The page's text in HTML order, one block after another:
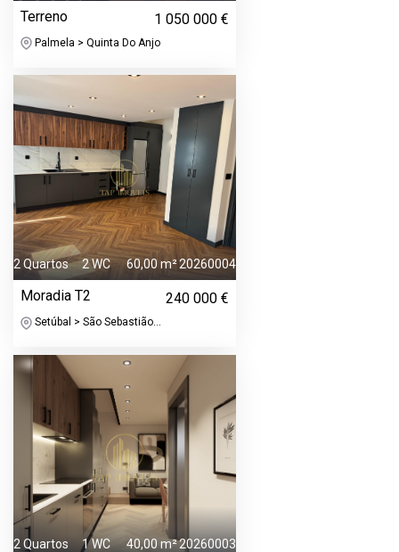
Terreno 1 050 000 €
Palmela > Quinta Do Anjo
2 Quartos 2 WC 60,00 m²20260004
Moradia T2 240 000 €
Setúbal > São Sebastião...
2 Quartos 1 WC 40,00 m²20260003